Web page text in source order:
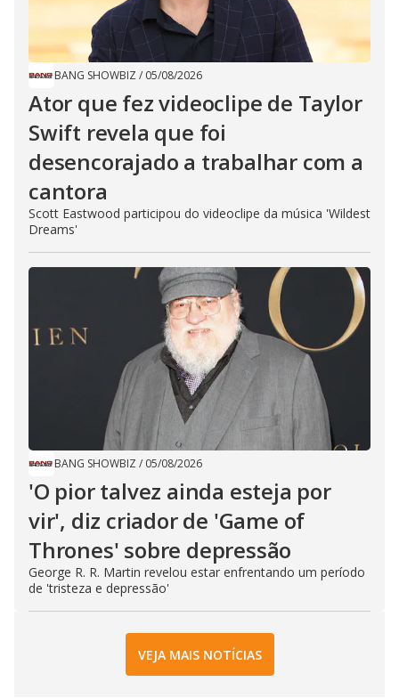
BANG SHOWBIZ / 05/08/2026
Ator que fez videoclipe de Taylor
Swift revela que foi
desencorajado a trabalhar com a
cantora
Scott Eastwood participou do videoclipe da música 'Wildest
Dreams'
BANG SHOWBIZ / 05/08/2026
'O pior talvez ainda esteja por
vir', diz criador de 'Game of
Thrones' sobre depressão
George R. R. Martin revelou estar enfrentando um período
de 'tristeza e depressão'
VEJA MAIS NOTÍCIAS